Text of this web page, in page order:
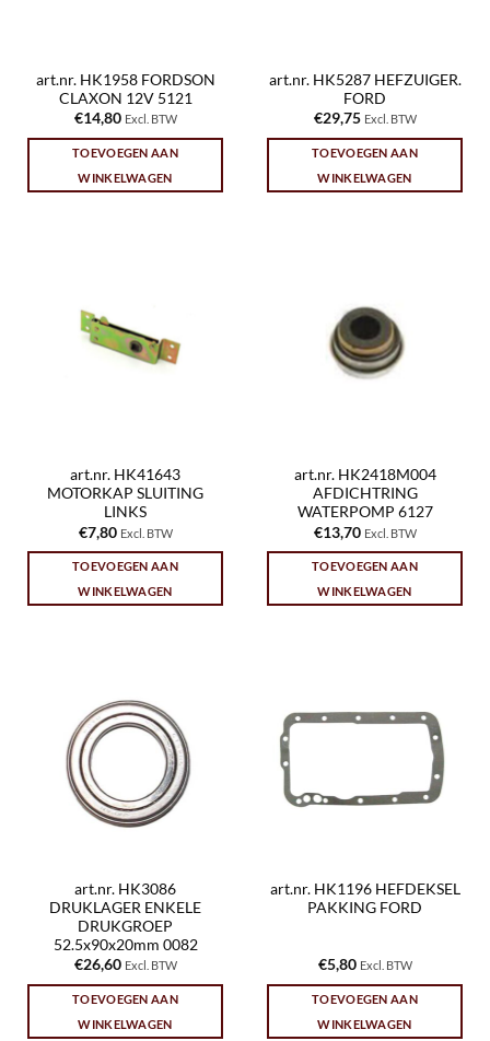
art.nr. HK1958 FORDSON
CLAXON 12V 5121
€14,80 Excl. BTW
TOEVOEGEN AAN
WINKELWAGEN
art.nr. HK5287 HEFZUIGER.
FORD
€29,75 Excl. BTW
TOEVOEGEN AAN
WINKELWAGEN
art.nr. HK41643
MOTORKAP SLUITING
LINKS
€7,80 Excl. BTW
TOEVOEGEN AAN
WINKELWAGEN
art.nr. HK2418M004
AFDICHTRING
WATERPOMP 6127
€13,70 Excl. BTW
TOEVOEGEN AAN
WINKELWAGEN
art.nr. HK3086
DRUKLAGER ENKELE
DRUKGROEP
52.5x90x20mm 0082
€26,60 Excl. BTW
TOEVOEGEN AAN
WINKELWAGEN
art.nr. HK1196 HEFDEKSEL
PAKKING FORD
€5,80 Excl. BTW
TOEVOEGEN AAN
WINKELWAGEN